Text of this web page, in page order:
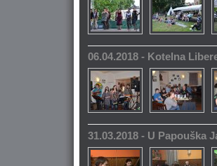
06.04.2018 - Kotelna
31.03.2018 - U Papouška